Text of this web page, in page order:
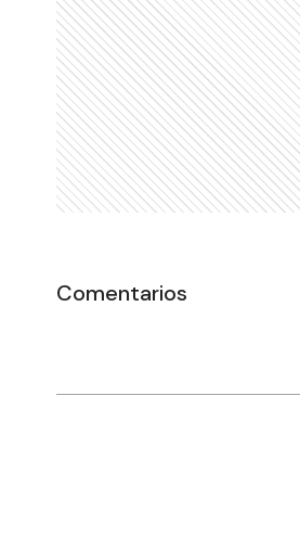
Comentarios